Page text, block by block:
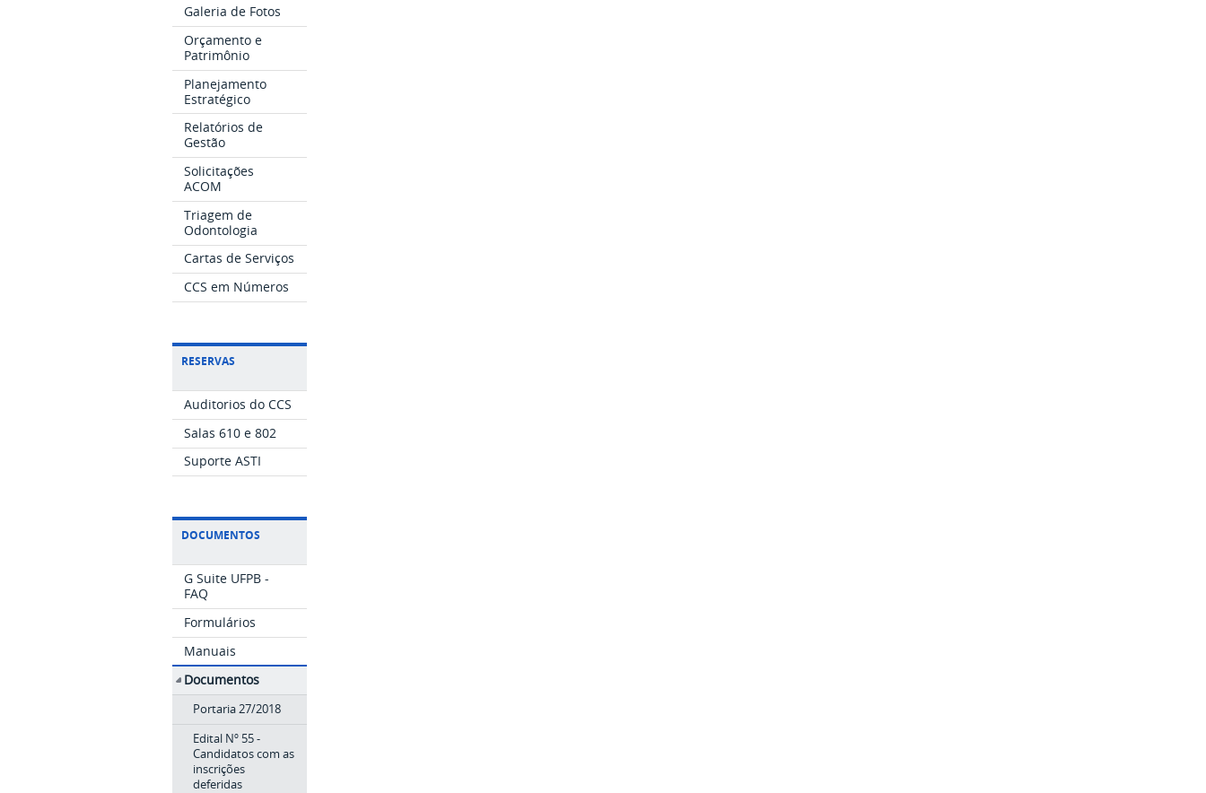
Galeria de Fotos
Orçamento e
Patrimônio
Planejamento
Estratégico
Relatórios de
Gestão
Solicitações
ACOM
Triagem de
Odontologia
Cartas de Serviços
CCS em Números
RESERVAS
Auditorios do CCS
Salas 610 e 802
Suporte ASTI
DOCUMENTOS
G Suite UFPB -
FAQ
Formulários
Manuais
Documentos
Portaria 27/2018
Edital Nº 55 -
Candidatos com as
inscrições
deferidas